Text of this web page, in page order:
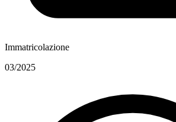
Immatricolazione
03/2025